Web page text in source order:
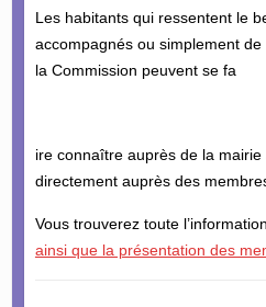
Les habitants qui ressentent le
accompagnés ou simplement
la Commission peuvent se fa
ire connaître auprès de la
directement auprès des
Vous trouverez toute
ainsi que la présentation des